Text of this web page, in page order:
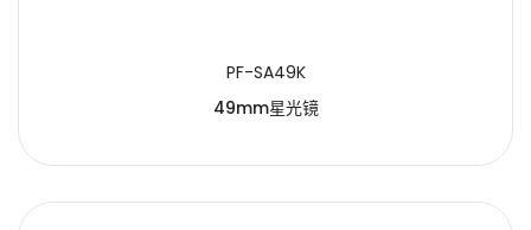
PF-SA49K
49mm星光镜